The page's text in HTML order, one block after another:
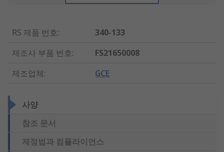
RS 제품 번호:
340-133
제조사 부품 번호:
FS21650008
제조업체: GCE
사양
참조 문서
제정법과 컴플라이언스